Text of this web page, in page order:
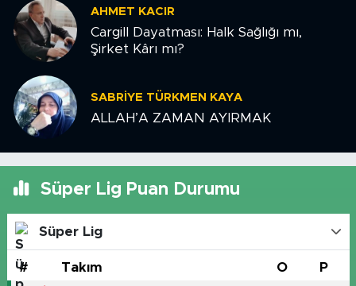
AHMET KACIR
Cargill Dayatması: Halk Sağlığı mı,
Şirket Kârı mı?
SABRIYE TÜRKMEN KAYA
ALLAH’A ZAMAN AYIRMAK
Süper Lig Puan Durumu
Süper Lig
# Takım O P